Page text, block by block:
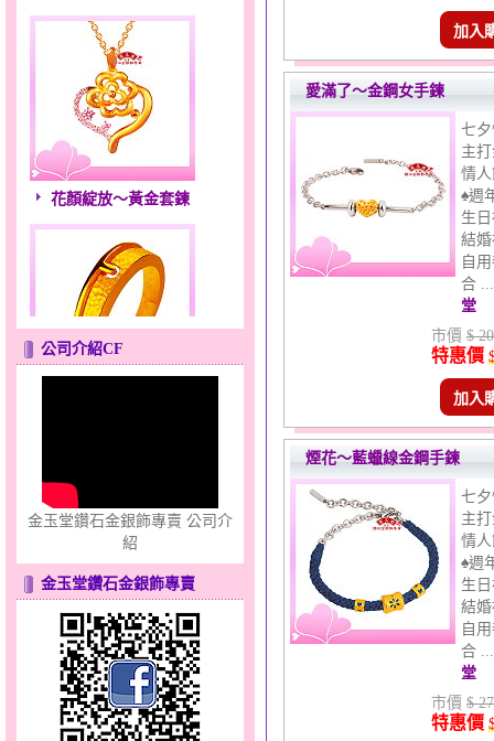
花顏綻放～黃金套鍊
心之舞～金銀鋼套鍊
公司介紹CF
金玉堂鑽石金銀飾專賣 公司介
紹
金玉堂鑽石金銀飾專賣
加入
愛滿了～金鋼女手鍊
七
主
情
♠週
生
結
自
合
堂
市價 $
特惠價
加入
煙花～藍蠟線金鋼手鍊
七
主
情
♠週
生
結
自
合
堂
市價 $
特惠價